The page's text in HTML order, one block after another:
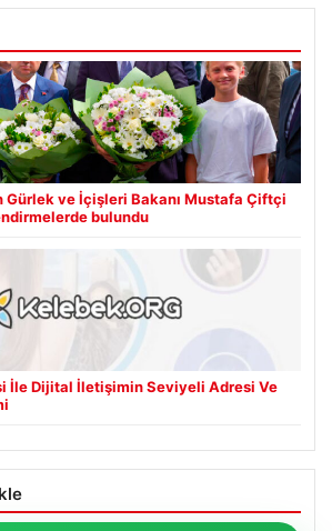
Gürlek ve İçişleri Bakanı Mustafa Çiftçi
bulundu
İle Dijital İletişimin Seviyeli Adresi Ve